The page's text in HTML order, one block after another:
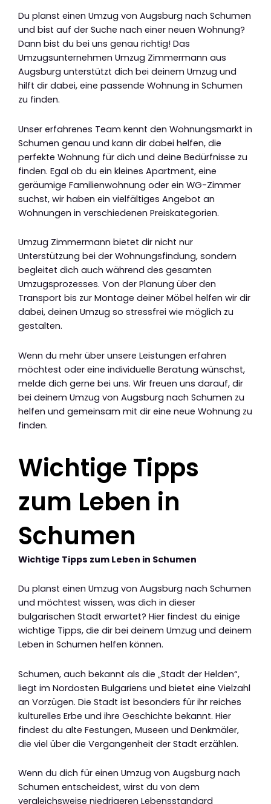
Du planst einen Umzug von Augsburg nach Schumen
und bist auf der Suche nach einer neuen Wohnung?
Dann bist du bei uns genau richtig! Das
Umzugsunternehmen Umzug Zimmermann aus
Augsburg unterstützt dich bei deinem Umzug und
hilft dir dabei, eine passende Wohnung in Schumen
zu finden.
Unser erfahrenes Team kennt den Wohnungsmarkt in
Schumen genau und kann dir dabei helfen, die
perfekte Wohnung für dich und deine Bedürfnisse zu
finden. Egal ob du ein kleines Apartment, eine
geräumige Familienwohnung oder ein WG-Zimmer
suchst, wir haben ein vielfältiges Angebot an
Wohnungen in verschiedenen Preiskategorien.
Umzug Zimmermann bietet dir nicht nur
Unterstützung bei der Wohnungsfindung, sondern
begleitet dich auch während des gesamten
Umzugsprozesses. Von der Planung über den
Transport bis zur Montage deiner Möbel helfen wir dir
dabei, deinen Umzug so stressfrei wie möglich zu
gestalten.
Wenn du mehr über unsere Leistungen erfahren
möchtest oder eine individuelle Beratung wünschst,
melde dich gerne bei uns. Wir freuen uns darauf, dir
bei deinem Umzug von Augsburg nach Schumen zu
helfen und gemeinsam mit dir eine neue Wohnung zu
finden.
Wichtige Tipps
zum Leben in
Schumen
Wichtige Tipps zum Leben in Schumen
Du planst einen Umzug von Augsburg nach Schumen
und möchtest wissen, was dich in dieser
bulgarischen Stadt erwartet? Hier findest du einige
wichtige Tipps, die dir bei deinem Umzug und deinem
Leben in Schumen helfen können.
Schumen, auch bekannt als die „Stadt der Helden“,
liegt im Nordosten Bulgariens und bietet eine Vielzahl
an Vorzügen. Die Stadt ist besonders für ihr reiches
kulturelles Erbe und ihre Geschichte bekannt. Hier
findest du alte Festungen, Museen und Denkmäler,
die viel über die Vergangenheit der Stadt erzählen.
Wenn du dich für einen Umzug von Augsburg nach
Schumen entscheidest, wirst du von dem
vergleichsweise niedrigeren Lebensstandard